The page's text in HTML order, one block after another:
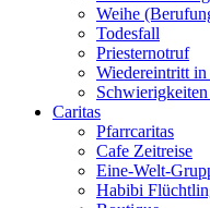
Weihe
Todesfall
Priesternotruf
Wiedereintritt
Caritas
Pfarrcaritas
Cafe Zeitreise
Eine-Welt-
Habibi